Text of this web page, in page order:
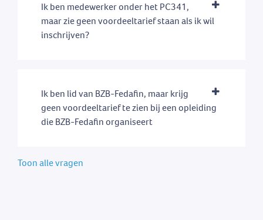
Ik ben medewerker onder het PC341,
maar zie geen voordeeltarief staan als ik wil
inschrijven?
Ik ben lid van BZB-Fedafin, maar krijg
geen voordeeltarief te zien bij een opleiding
die BZB-Fedafin organiseert
Toon alle vragen